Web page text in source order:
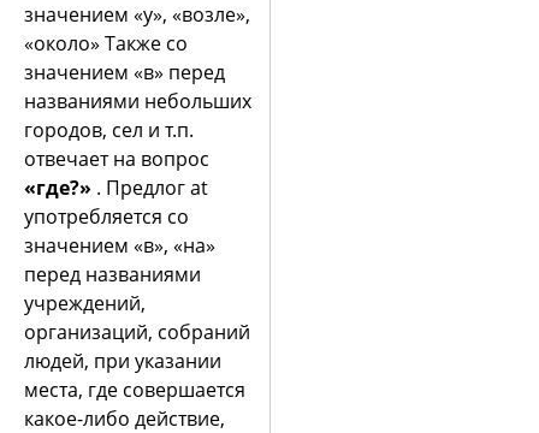
значением «у», «возле»,
«около» Также со
значением «в» перед
названиями небольших
городов, сел и т.п.
отвечает на вопрос
«где?» . Предлог at
употребляется со
значением «в», «на»
перед названиями
учреждений,
организаций, собраний
людей, при указании
места, где совершается
какое-либо действие,